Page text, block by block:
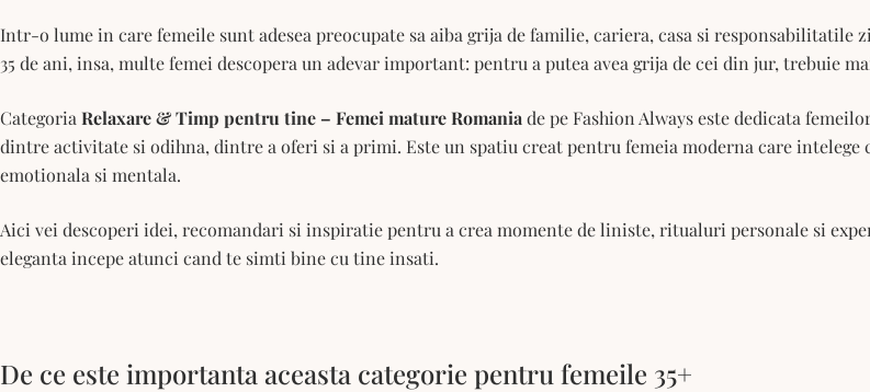
Intr-o lume in care femeile sunt adesea preocupate sa aiba grija de familie, cariera, casa si
35 de ani, insa, multe femei descopera un adevar important: pentru a putea avea grija de cei din jur, trebuie
Categoria Relaxare & Timp pentru tine – Femei mature Romaniade pe Fashion Always este dedicata
dintre activitate si odihna, dintre a oferi si a primi. Este un spatiu creat pentru femeia moderna care intelege
emotionala si mentala.
Aici vei descoperi idei, recomandari si inspiratie pentru a crea momente de liniste, ritualuri personale si
eleganta incepe atunci cand te simti bine cu tine insati.
De ce este importanta aceasta categorie pentru femeile 35+